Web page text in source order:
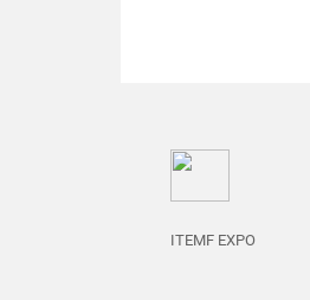
ITEMF EXPO